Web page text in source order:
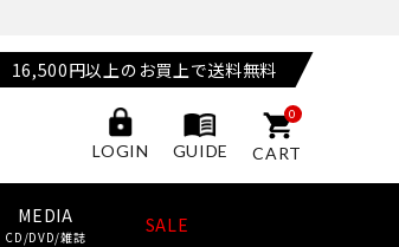
16,500円以上のお買上で送料無料
LOGIN GUIDE
0
CART
MEDIA
CD/DVD/雑誌 SALE